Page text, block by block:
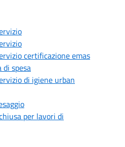
certificazione emas
spesa
di igiene urban
per lavori di